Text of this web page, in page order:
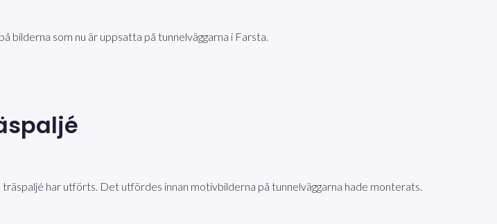
bilderna som nu är uppsatta på tunnelväggarna i Farsta.
har utförts. Det utfördes innan motivbilderna på tunnelväggarna hade monterats.